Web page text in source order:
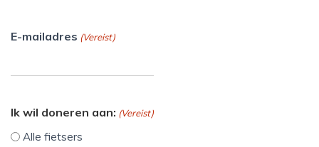
E-mailadres (Vereist)
Ik wil doneren aan: (Vereist)
Alle fietsers